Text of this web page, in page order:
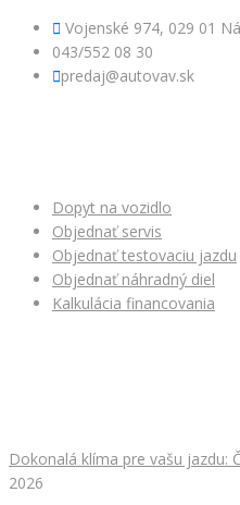
Vojenské 974, 029 01
043/552 08 30
predaj@autovav.sk
Dopyt na vozidlo
Objednať servis
Objednať testovaciu jazdu
Objednať náhradný diel
Kalkulácia financovania
Dokonalá klíma pre vašu jazdu:
2026